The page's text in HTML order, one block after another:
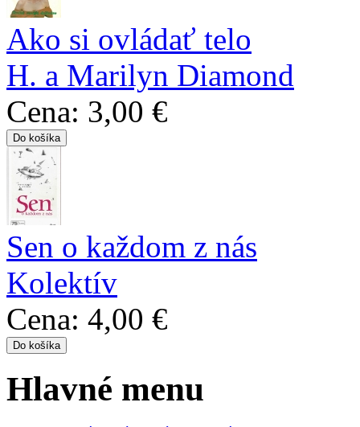
Ako si ovládať telo
H. a Marilyn Diamond
Cena: 3,00 €
Sen o každom z nás
Kolektív
Cena: 4,00 €
Hlavné menu